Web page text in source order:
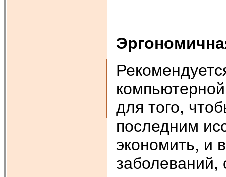
для того,
последним
экономить, и
заболеваний,